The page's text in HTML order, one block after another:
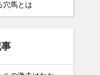
穴馬とは